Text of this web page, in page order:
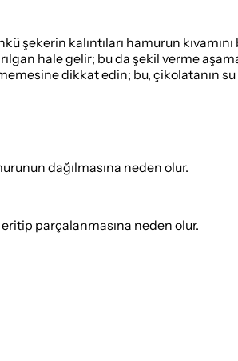
şekerin kalıntıları hamurun
hale gelir; bu da şekil verme
dikkat edin; bu, çikolatanın
dağılmasına neden olur.
parçalanmasına neden olur.